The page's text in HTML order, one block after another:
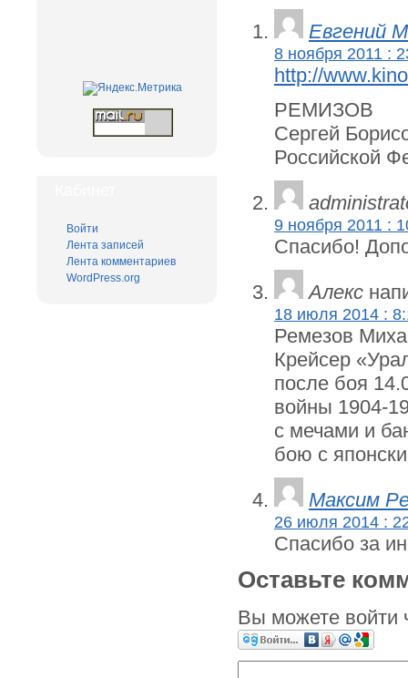
Евгений
8 ноября 2011 :
http://
РЕМИЗОВ
Сергей
Российской
9 ноября 2011 :
Спасибо!
Алекс
18 июля 2014 :
Ремезов
Крейсер
после боя
войны 1904-
с мечами и
бою с
Максим
26 июля 2014 :
Спасибо за
Оставьте
Вы можете войти
Войти
Лента записей
Лента комментариев
WordPress.org